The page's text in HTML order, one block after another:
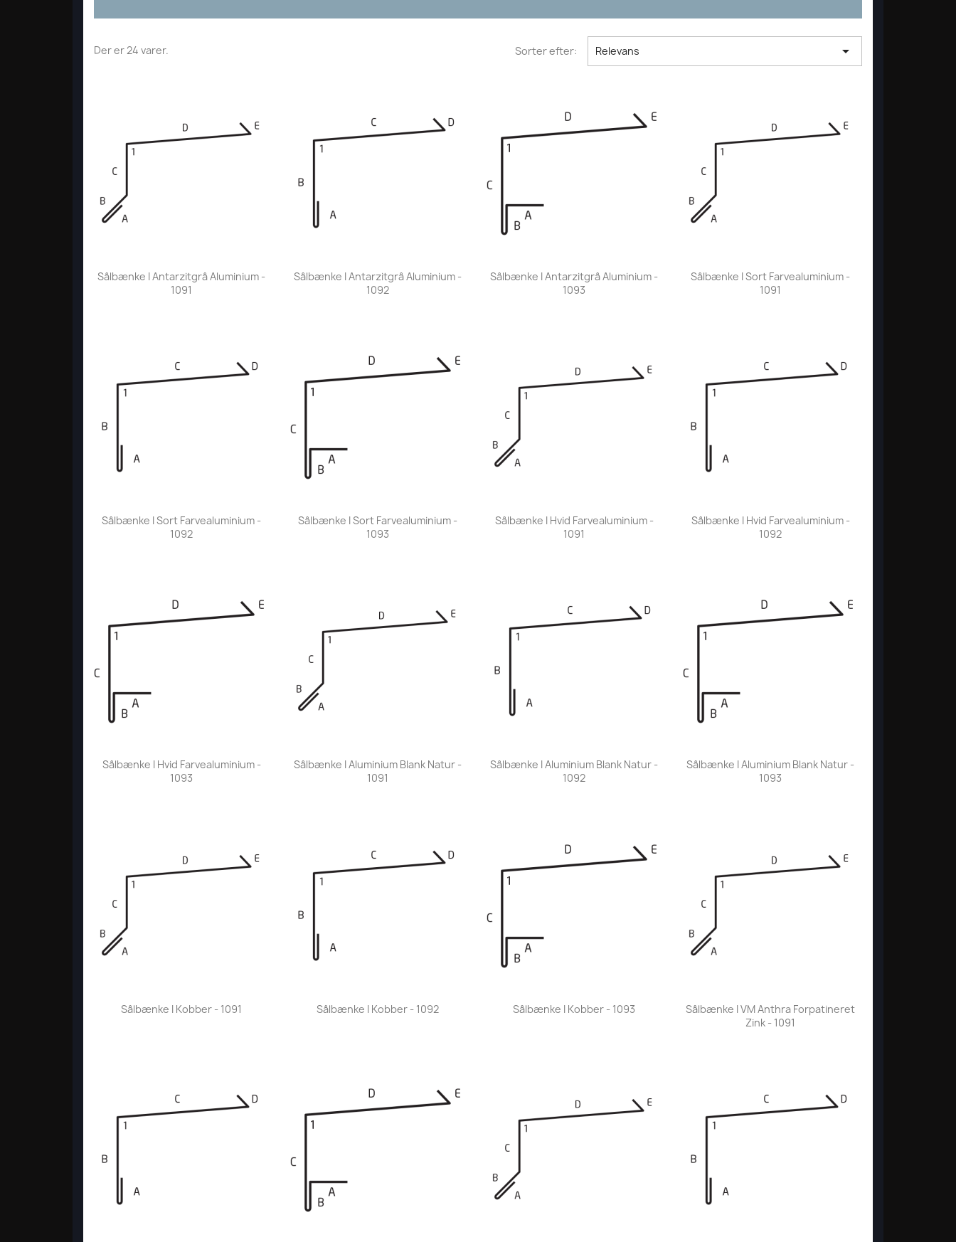
Der er 24 varer. Sorter efter: Relevans 
Sålbænke I Antarzitgrå Aluminium -
1091
Vis her
Sålbænke I Antarzitgrå Aluminium -
1092
Vis her
Sålbænke I Antarzitgrå Aluminium -
1093
Vis her
Sålbænke I Sort Farvealuminium -
1091
Vis her
Sålbænke I Sort Farvealuminium -
1092
Vis her
Sålbænke I Sort Farvealuminium -
1093
Vis her
Sålbænke I Hvid Farvealuminium -
1091
Vis her
Sålbænke I Hvid Farvealuminium -
1092
Vis her
Sålbænke I Hvid Farvealuminium -
1093
Vis her
Sålbænke I Aluminium Blank Natur -
1091
Vis her
Sålbænke I Aluminium Blank Natur -
1092
Vis her
Sålbænke I Aluminium Blank Natur -
1093
Vis her
Sålbænke I Kobber - 1091
 Vis her Sålbænke I Kobber - 1092
 Vis her Sålbænke I Kobber - 1093
 Vis her
Sålbænke I VM Anthra Forpatineret
Zink - 1091
Vis her